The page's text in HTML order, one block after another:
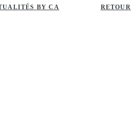
BY CA RETOUR